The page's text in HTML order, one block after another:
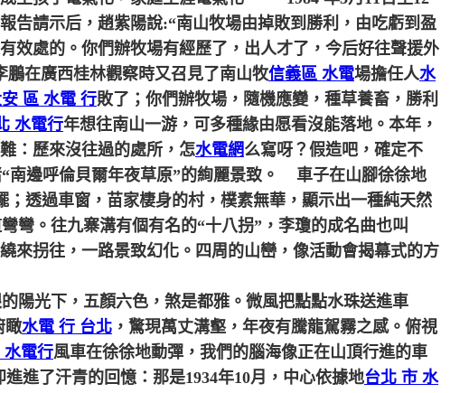
告請示后，趙紫陽說:“南山牧場由掉敗到勝利，由吃虧到盈
效處的。你們辦牧場有經歷了，出人才了，今后好往聲援外
鵬在廣西桂林觀察時又召見了南山牧信義區 水電場擔任人水
區 水電 行敗了；你們辦牧場，隨機應變，種草養畜，勝利
水電行年想往南山一游，可多種緣由愿看沒能落地。本年，
：歷來沒往過的處所，怎水電網么寫呀？假造吧，確定不
邊呼倫貝爾年夜草原”的絢麗景致。
車子在山腳徐徐地
透過車窗，苗家棲身的村，樸素無華，顯示出一種純天然
。往九寨溝有個有名的“十八拐”，李瓊的成名曲也叫
來拐往，一路景致幻化。四周的山巒，像活動會揭幕式的方
陽光下，五顏六色，煞是都雅。微風把點點水珠送進車
瞰水電 行 台北 ，驚現萬丈溝壑，年夜有騰龍駕霧之感。俯視
水電行風車在徐徐地動彈，我們的腦海像正在山頂行進的車
進了汗青的回憶：那是1934年10月，中心依據地台北 市 水